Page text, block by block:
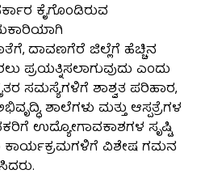
ಕೈಗೊಂಡಿರುವ
ದಾವಣಗೆರೆ ಜಿಲ್ಲೆಗೆ ಹೆಚ್ಚಿನ
ಪ್ರಯತ್ನಿಸಲಾಗುವುದು ಎಂದು
ಸಮಸ್ಯೆಗಳಿಗೆ ಶಾಶ್ವತ ಪರಿಹಾರ,
ಶಾಲೆಗಳು ಮತ್ತು ಆಸ್ಪತ್ರೆಗಳ
ಉದ್ಯೋಗಾವಕಾಶಗಳ ಸೃಷ್ಟಿ
ವಿಶೇಷ ಗಮನ